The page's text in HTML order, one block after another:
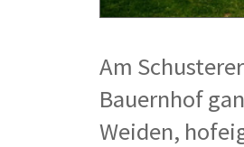
Am
Bauernhof
Weiden,